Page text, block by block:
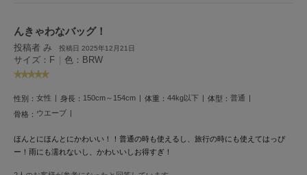
Philly chocolate
フィリーチョコレート
ポローラ
んきゃわなバッグ！
投稿者 み 投稿日 2025年12月21日
サイズ：F 色：BRW
性別： 女性 身長： 150cm～154cm 体重： 44kg以下 体型： 普通
骨格： ウエーブ
ほんとにほんとにかわいい！！普通の時も使えるし、旅行の時にも使えてはっぴ
ー！雨にも濡れないし、かわいいしお得すぎ！